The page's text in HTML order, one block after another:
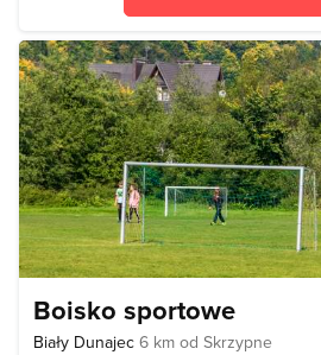
Boisko sportowe
Biały Dunajec 6 km od Skrzypne